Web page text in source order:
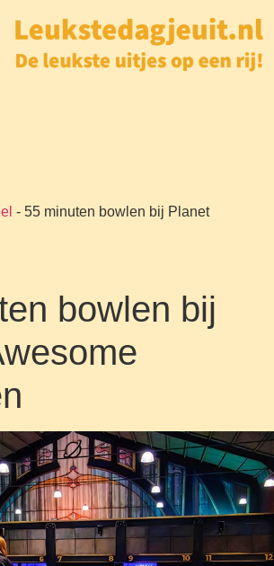
- 55 minuten bowlen bij Planet
bowlen bij